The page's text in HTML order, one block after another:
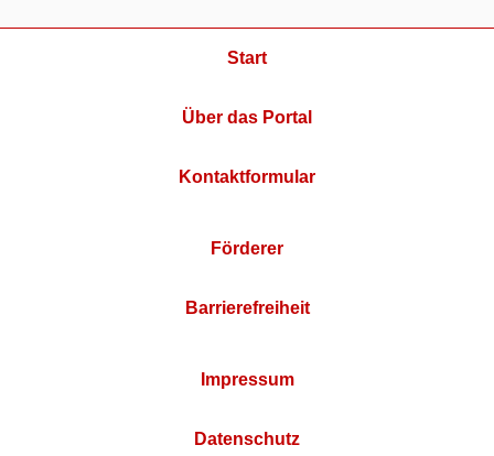
Start
Über das Portal
Kontaktformular
Förderer
Barrierefreiheit
Impressum
Datenschutz